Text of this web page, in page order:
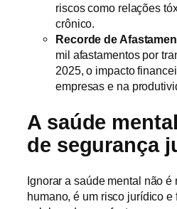
riscos como relações
crônico.
Recorde de
mil afastamentos por
2025, o impacto
empresas e na
A saúde
de segurança
Ignorar a saúde mental não
humano, é um risco jurídico